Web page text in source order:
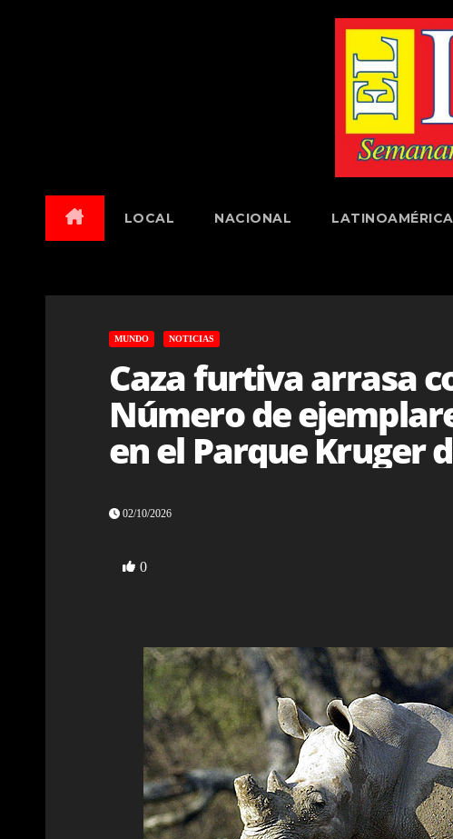
LOCAL NACIONAL LATINOAMÉRICA
MUNDO NOTICIAS
Caza furtiva arrasa
Número de
en el Parque Kruger
02/10/2026
0